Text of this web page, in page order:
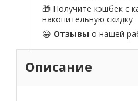
🎁 Получите кэшбек с
накопительную скидку
😀 Отзывы о нашей
Описание